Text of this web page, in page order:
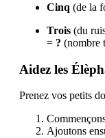
Cinq (de la
Trois (du
= ? (nombre
Aidez les
Prenez vos petits
Ajoutons